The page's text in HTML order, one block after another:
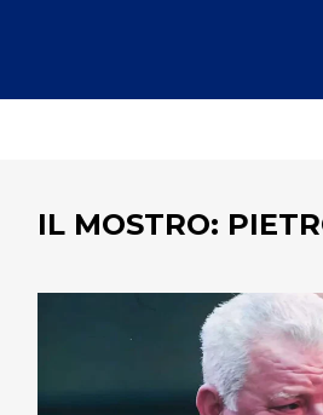
IL MOSTRO: